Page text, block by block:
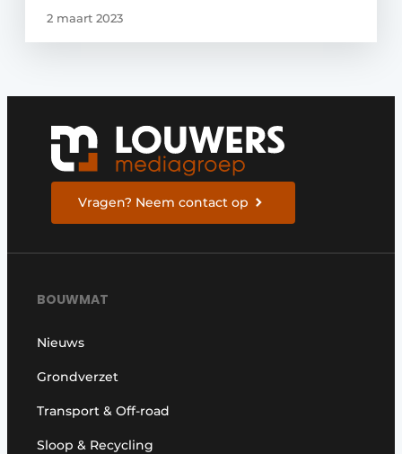
2 maart 2023
Vragen? Neem contact op
BOUWMAT
Nieuws
Grondverzet
Transport & Off-road
Sloop & Recycling